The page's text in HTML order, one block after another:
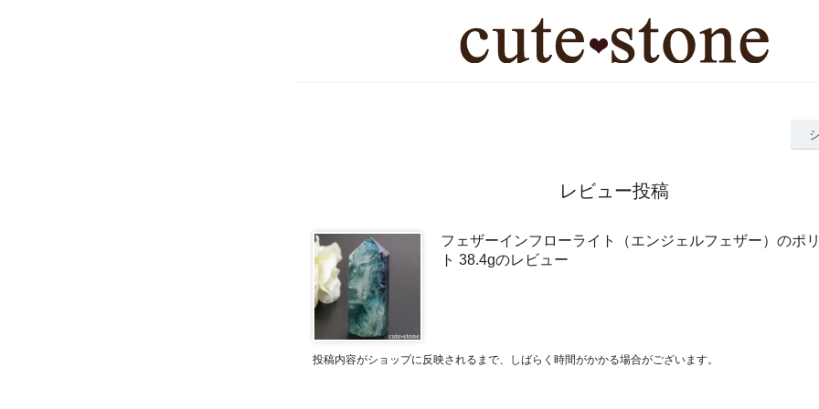
レビュー投稿
フェザーインフローライト（エンジェルフェザー）のポ
ト 38.4gのレビュー
投稿内容がショップに反映されるまで、しばらく時間がかかる場合がございます。